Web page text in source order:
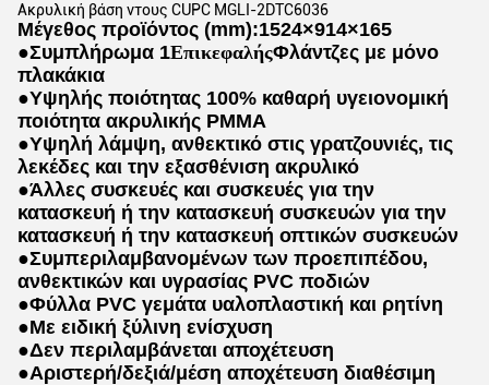
Ακρυλική βάση ντους CUPC MGLI-2DTC6036
Μέγεθος προϊόντος (mm):1524×914×165
●Συμπλήρωμα 1ΕπικεφαλήςΦλάντζες με μόνο
πλακάκια
●Υψηλής ποιότητας 100% καθαρή υγειονομική
ποιότητα ακρυλικής PMMA
●Υψηλή λάμψη, ανθεκτικό στις γρατζουνιές, τις
λεκέδες και την εξασθένιση ακρυλικό
●Άλλες συσκευές και συσκευές για την
κατασκευή ή την κατασκευή συσκευών για την
κατασκευή ή την κατασκευή οπτικών συσκευών
●Συμπεριλαμβανομένων των προεπιπέδου,
ανθεκτικών και υγρασίας PVC ποδιών
●Φύλλα PVC γεμάτα υαλοπλαστική και ρητίνη
●Με ειδική ξύλινη ενίσχυση
●Δεν περιλαμβάνεται αποχέτευση
●Αριστερή/δεξιά/μέση αποχέτευση διαθέσιμη